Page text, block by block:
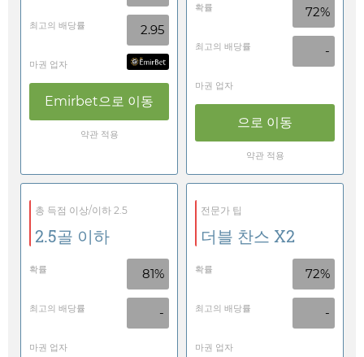
최고의 배당률 2.95
마권 업자
Emirbet으로 이동
약관 적용
확률 72%
최고의 배당률 -
마권 업자
으로 이동
약관 적용
총 득점 이상/이하 2.5
2.5골 이하
확률 81%
최고의 배당률 -
마권 업자
전문가 팁
더블 찬스 X2
확률 72%
최고의 배당률 -
마권 업자